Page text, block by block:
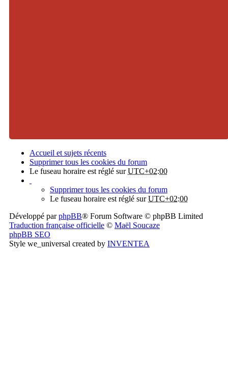
Accueil et sujets récents
Supprimer tous les cookies du forum
Le fuseau horaire est réglé surUTC+02:00
Supprimer tous les cookies du forum
Le fuseau horaire est réglé surUTC+02:00
Développé parphpBB® Forum Software © phpBB Limited
Traduction française officielle © Maël Soucaze
phpBB SEO
Style we_universal created by INVENTEA